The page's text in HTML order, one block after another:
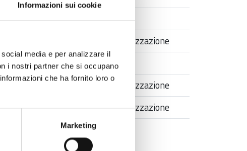
Informazioni sui cookie
media e per analizzare il
i nostri partner che si occupano
che ha fornito loro o
Marketing
webinar
Internazionalizzazione
webinar
webinar
Internazionalizzazione
webinar
Internazionalizzazione
Formazione